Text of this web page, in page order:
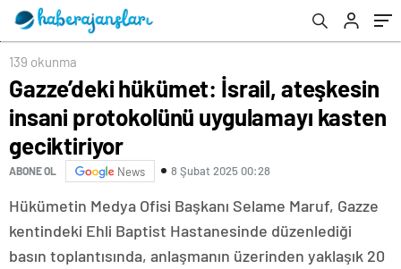
139 okunma
Gazze’deki hükümet: İsrail, ateşkesin
insani protokolünü uygulamayı kasten
geciktiriyor
ABONE OL News 8 Şubat 2025 00:28
Hükümetin Medya Ofisi Başkanı Selame Maruf, Gazze
kentindeki Ehli Baptist Hastanesinde düzenlediği
basın toplantısında, anlaşmanın üzerinden yaklaşık 20